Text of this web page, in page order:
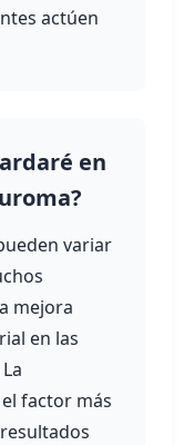
actúen
en
variar
mejora
en las
factor más